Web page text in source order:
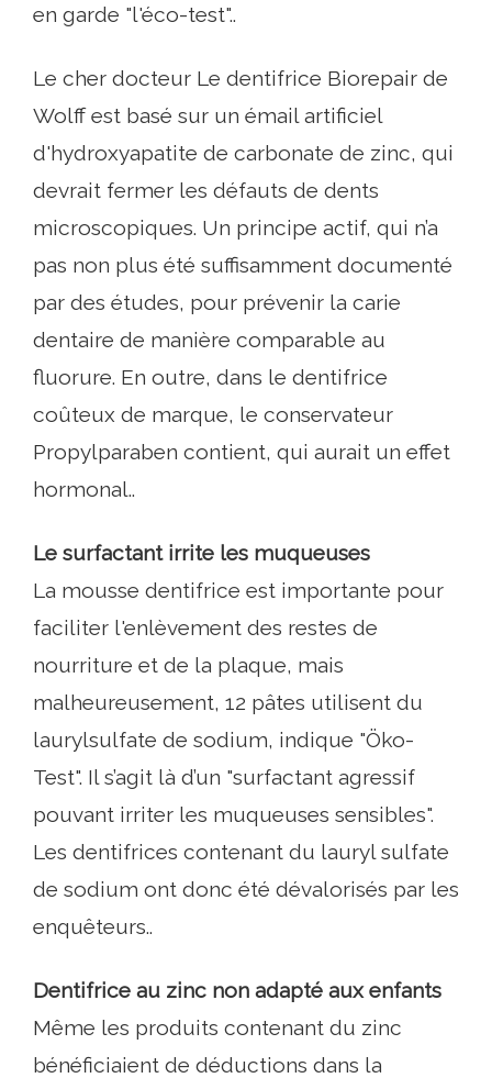
en garde "l'éco-test"..
Le cher docteur Le dentifrice Biorepair de
Wolff est basé sur un émail artificiel
d'hydroxyapatite de carbonate de zinc, qui
devrait fermer les défauts de dents
microscopiques. Un principe actif, qui n’a
pas non plus été suffisamment documenté
par des études, pour prévenir la carie
dentaire de manière comparable au
fluorure. En outre, dans le dentifrice
coûteux de marque, le conservateur
Propylparaben contient, qui aurait un effet
hormonal..
Le surfactant irrite les muqueuses
La mousse dentifrice est importante pour
faciliter l'enlèvement des restes de
nourriture et de la plaque, mais
malheureusement, 12 pâtes utilisent du
laurylsulfate de sodium, indique "Öko-
Test". Il s’agit là d’un "surfactant agressif
pouvant irriter les muqueuses sensibles".
Les dentifrices contenant du lauryl sulfate
de sodium ont donc été dévalorisés par les
enquêteurs..
Dentifrice au zinc non adapté aux enfants
Même les produits contenant du zinc
bénéficiaient de déductions dans la